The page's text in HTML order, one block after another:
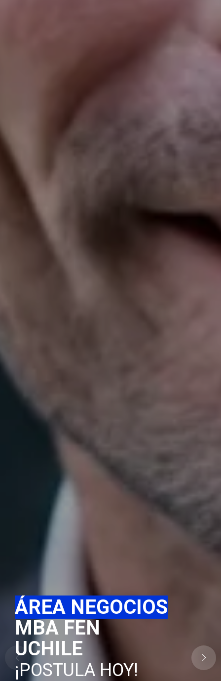
ÁREA NEGOCIOS
MBA FEN
UCHILE
¡POSTULA HOY!